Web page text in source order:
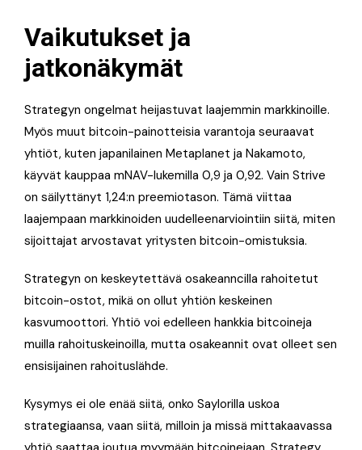
Vaikutukset ja
jatkonäkymät
Strategyn ongelmat heijastuvat laajemmin markkinoille.
Myös muut bitcoin-painotteisia varantoja seuraavat
yhtiöt, kuten japanilainen Metaplanet ja Nakamoto,
käyvät kauppaa mNAV-lukemilla 0,9 ja 0,92. Vain Strive
on säilyttänyt 1,24:n preemiotason. Tämä viittaa
laajempaan markkinoiden uudelleenarviointiin siitä, miten
sijoittajat arvostavat yritysten bitcoin-omistuksia.
Strategyn on keskeytettävä osakeanncilla rahoitetut
bitcoin-ostot, mikä on ollut yhtiön keskeinen
kasvumoottori. Yhtiö voi edelleen hankkia bitcoineja
muilla rahoituskeinoilla, mutta osakeannit ovat olleet sen
ensisijainen rahoituslähde.
Kysymys ei ole enää siitä, onko Saylorilla uskoa
strategiaansa, vaan siitä, milloin ja missä mittakaavassa